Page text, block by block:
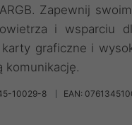
Zapewnij
i wsparciu
graficzne i
komunikację.
10029-8 EAN: